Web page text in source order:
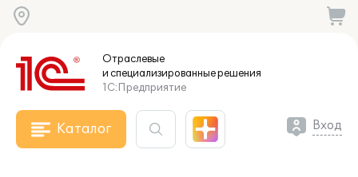
Отраслевые
и специализированныерешения
1С:Предприятие
Каталог Вход